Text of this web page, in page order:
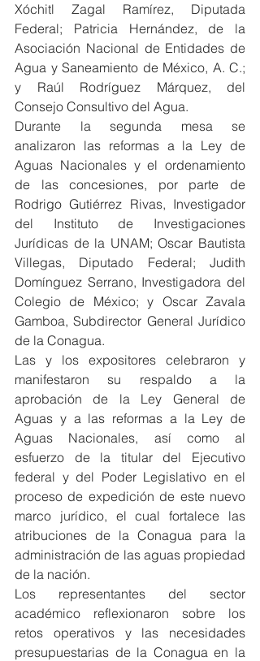
Xóchitl Zagal Ramírez, Diputada
Federal; Patricia Hernández, de la
Asociación Nacional de Entidades de
Agua y Saneamiento de México, A. C.;
y Raúl Rodríguez Márquez, del
Consejo Consultivo del Agua.
Durante la segunda mesa se
analizaron las reformas a la Ley de
Aguas Nacionales y el ordenamiento
de las concesiones, por parte de
Rodrigo Gutiérrez Rivas, Investigador
del Instituto de Investigaciones
Jurídicas de la UNAM; Oscar Bautista
Villegas, Diputado Federal; Judith
Domínguez Serrano, Investigadora del
Colegio de México; y Oscar Zavala
Gamboa, Subdirector General Jurídico
de la Conagua.
Las y los expositores celebraron y
manifestaron su respaldo a la
aprobación de la Ley General de
Aguas y a las reformas a la Ley de
Aguas Nacionales, así como al
esfuerzo de la titular del Ejecutivo
federal y del Poder Legislativo en el
proceso de expedición de este nuevo
marco jurídico, el cual fortalece las
atribuciones de la Conagua para la
administración de las aguas propiedad
de la nación.
Los representantes del sector
académico reflexionaron sobre los
retos operativos y las necesidades
presupuestarias de la Conagua en la